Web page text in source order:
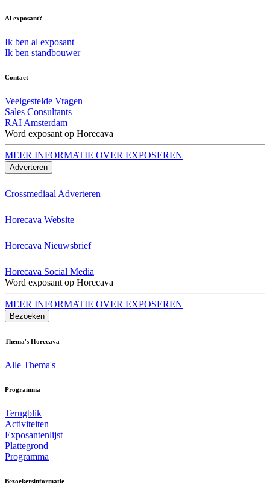
Al exposant?
Ik ben al exposant
Ik ben standbouwer
Contact
Veelgestelde Vragen
Sales Consultants
RAI Amsterdam
Word exposant op Horecava
MEER INFORMATIE OVER EXPOSEREN
Adverteren
Crossmediaal Adverteren
Horecava Website
Horecava Nieuwsbrief
Horecava Social Media
Word exposant op Horecava
MEER INFORMATIE OVER EXPOSEREN
Bezoeken
Thema's Horecava
Alle Thema's
Programma
Terugblik
Activiteiten
Exposantenlijst
Plattegrond
Programma
Bezoekersinformatie